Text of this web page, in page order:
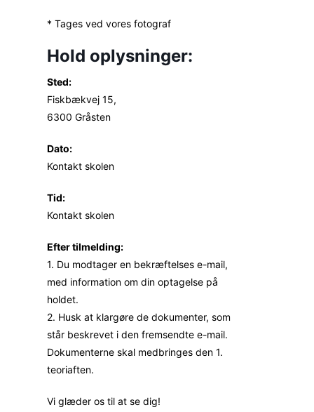
* Tages ved vores fotograf
Hold oplysninger:
Sted:
Fiskbækvej 15,
6300 Gråsten
Dato:
Kontakt skolen
Tid:
Kontakt skolen
Efter tilmelding:
1. Du modtager en bekræftelses e-mail,
med information om din optagelse på
holdet.
2. Husk at klargøre de dokumenter, som
står beskrevet i den fremsendte e-mail.
Dokumenterne skal medbringes den 1.
teoriaften.
Vi glæder os til at se dig!